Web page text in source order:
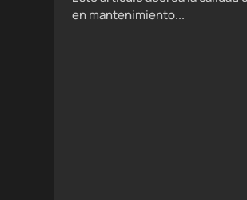
en mantenimiento...